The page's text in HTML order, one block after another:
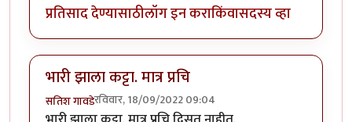
प्रतिसाद देण्यासाठीलॉग इन कराकिंवासदस्य व्हा
भारी झाला कट्टा. मात्र प्रचि
सतिश गावडेरविवार, 18/09/2022 09:04